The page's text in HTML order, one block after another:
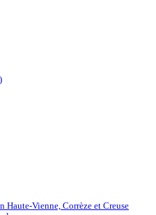
Haute-Vienne, Corrèze et Creuse